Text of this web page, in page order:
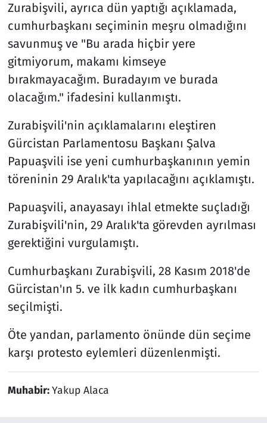
Zurabişvili, ayrıca dün yaptığı açıklamada,
cumhurbaşkanı seçiminin meşru olmadığını
savunmuş ve "Bu arada hiçbir yere
gitmiyorum, makamı kimseye
bırakmayacağım. Buradayım ve burada
olacağım." ifadesini kullanmıştı.
Zurabişvili'nin açıklamalarını eleştiren
Gürcistan Parlamentosu Başkanı Şalva
Papuaşvili ise yeni cumhurbaşkanının yemin
töreninin 29 Aralık'ta yapılacağını açıklamıştı.
Papuaşvili, anayasayı ihlal etmekte suçladığı
Zurabişvili'nin, 29 Aralık'ta görevden ayrılması
gerektiğini vurgulamıştı.
Cumhurbaşkanı Zurabişvili, 28 Kasım 2018'de
Gürcistan'ın 5. ve ilk kadın cumhurbaşkanı
seçilmişti.
Öte yandan, parlamento önünde dün seçime
karşı protesto eylemleri düzenlenmişti.
Muhabir:Yakup Alaca